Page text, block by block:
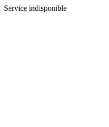
Service indisponible